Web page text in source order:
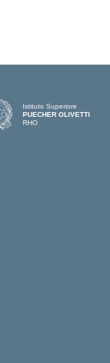
Istituto Superiore
PUECHER OLIVETTI
RHO